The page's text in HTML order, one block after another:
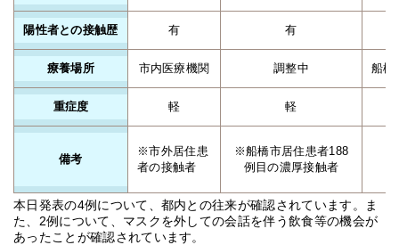
陽性者との接触歴 有 有
療養場所 市内医療機関 調整中 船橋
重症度 軽 軽
備考
※市外居住患
者の接触者
※船橋市居住患者188
例目の濃厚接触者
本日発表の4例について、都内との往来が確認されています。ま
た、2例について、マスクを外しての会話を伴う飲食等の機会が
あったことが確認されています。